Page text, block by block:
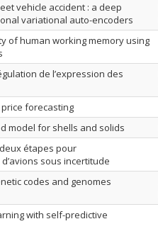
vehicle accident : a deep
variational auto-encoders
of human working memory using
de l’expression des
forecasting
model for shells and solids
étapes pour
sous incertitude
codes and genomes
with self-predictive